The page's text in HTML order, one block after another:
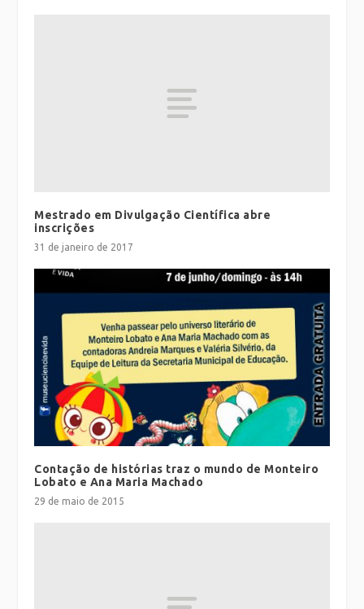
Mestrado em Divulgação Científica abre
inscrições
31 de janeiro de 2017
Contação de histórias traz o mundo de Monteiro
Lobato e Ana Maria Machado
29 de maio de 2015